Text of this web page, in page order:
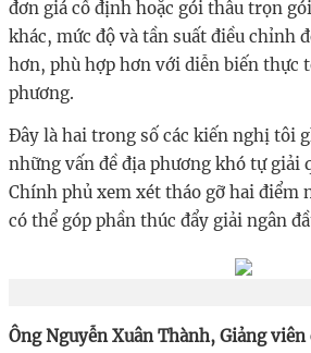
đơn giá cố định hoặc gói thầu trọn
khác, mức độ và tần suất điều chỉnh
hơn, phù hợp hơn với diễn biến thực
phương.
Đây là hai trong số các kiến nghị tôi
những vấn đề địa phương khó tự giải
Chính phủ xem xét tháo gỡ hai điểm
có thể góp phần thúc đẩy giải ngân
Ông Nguyễn Xuân Thành, Giảng viên